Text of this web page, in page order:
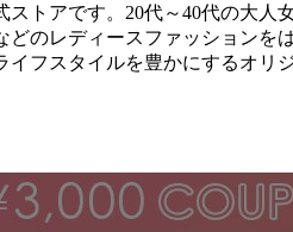
トアです。20代～40代の大
のレディースファッション
フスタイルを豊かにするオリ